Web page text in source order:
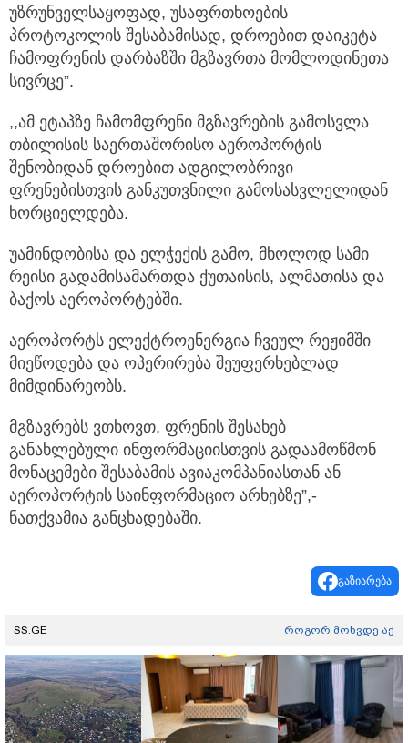
უზრუნველსაყოფად, უსაფრთხოების
პროტოკოლის შესაბამისად, დროებით დაიკეტა
ჩამოფრენის დარბაზში მგზავრთა მომლოდინეთა
სივრცე”.
,,ამ ეტაპზე ჩამომფრენი მგზავრების გამოსვლა
თბილისის საერთაშორისო აეროპორტის
შენობიდან დროებით ადგილობრივი
ფრენებისთვის განკუთვნილი გამოსასვლელიდან
ხორციელდება.
უამინდობისა და ელჭექის გამო, მხოლოდ სამი
რეისი გადამისამართდა ქუთაისის, ალმათისა და
ბაქოს აეროპორტებში.
აეროპორტს ელექტროენერგია ჩვეულ რეჟიმში
მიეწოდება და ოპერირება შეუფერხებლად
მიმდინარეობს.
მგზავრებს ვთხოვთ, ფრენის შესახებ
განახლებული ინფორმაციისთვის გადაამოწმონ
მონაცემები შესაბამის ავიაკომპანიასთან ან
აეროპორტის საინფორმაციო არხებზე”,-
ნათქვამია განცხადებაში.
გაზიარება
SS.GE როგორ მოხვდე აქ